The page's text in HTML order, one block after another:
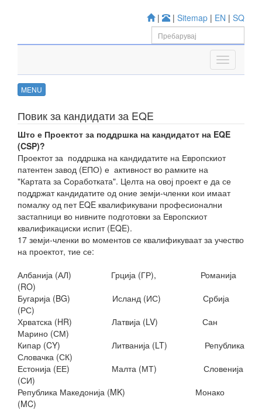
| | Sitemap | EN | SQ
MENU
Повик за кандидати за EQE
Што е Проектот за поддршка на кандидатот на EQE
(CSP)?
Проектот за поддршка на кандидатите на Европскиот
патентен завод (ЕПО) е активност во рамките на
"Картата за Соработката". Целта на овој проект е да се
поддржат кандидатите од оние земји-членки кои имаат
помалку од пет EQE квалификувани професионални
застапници во нивните подготовки за Европскиот
квалификациски испит (EQE).
17 земји-членки во моментов се квалификуваат за учество
на проектот, тие се:
Албанија (АЛ) Грција (ГР), Романија
(RO)
Бугарија (BG) Исланд (ИС) Србија
(РС)
Хрватска (HR) Латвија (LV) Сан
Марино (СМ)
Кипар (CY) Литванија (LT) Република
Словачка (СК)
Естонија (ЕЕ) Малта (МТ) Словенија
(СИ)
Република Македонија (MK) Монако
(MC)